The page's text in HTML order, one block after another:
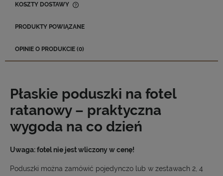
KOSZTY DOSTAWY
PRODUKTY POWIĄZANE
OPINIE O PRODUKCIE (0)
Płaskie poduszki na fotel
ratanowy – praktyczna
wygoda na co dzień
Uwaga: fotel nie jest wliczony w cenę!
Poduszki można zamówić pojedynczo lub w zestawach 2, 4